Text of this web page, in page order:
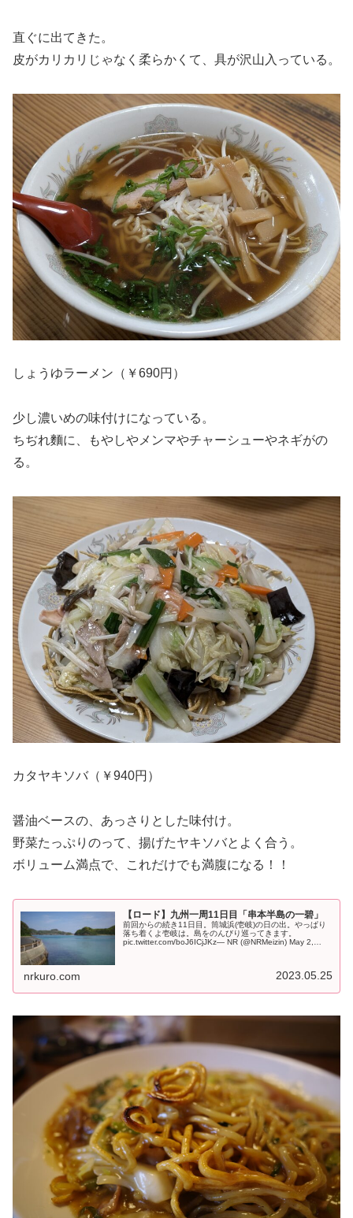
直ぐに出てきた。
皮がカリカリじゃなく柔らかくて、具が沢山入っている。
しょうゆラーメン（￥690円）
少し濃いめの味付けになっている。
ちぢれ麵に、もやしやメンマやチャーシューやネギがの
る。
カタヤキソバ（￥940円）
醤油ベースの、あっさりとした味付け。
野菜たっぷりのって、揚げたヤキソバとよく合う。
ボリューム満点で、これだけでも満腹になる！！
【ロード】九州一周11日目「串本半島の一碧」
前回からの続き11日目。筒城浜(壱岐)の日の出。やっぱり
落ち着くよ壱岐は。島をのんびり巡ってきます。
pic.twitter.com/boJ6ICjJKz— NR (@NRMeizin) May 2,
nrkuro.com 2023.05.25